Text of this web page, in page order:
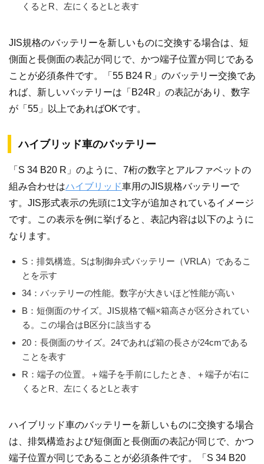
くるとR、左にくるとLと表す
JIS規格のバッテリーを新しいものに交換する場合は、短
側面と長側面の表記が同じで、かつ端子位置が同じである
ことが必須条件です。「55 B24 R」のバッテリー交換であ
れば、新しいバッテリーは「B24R」の表記があり、数字
が「55」以上であればOKです。
ハイブリッド車のバッテリー
「S 34 B20 R」のように、7桁の数字とアルファベットの
組み合わせはハイブリッド車用のJIS規格バッテリーで
す。JIS形式表示の先頭に1文字が追加されているイメージ
です。この表示を例に挙げると、表記内容は以下のように
なります。
S：排気構造。Sは制御弁式バッテリー（VRLA）であるこ
とを示す
34：バッテリーの性能。数字が大きいほど性能が高い
B：短側面のサイズ。JIS規格で幅×箱高さが区分されてい
る。この場合はB区分に該当する
20：長側面のサイズ。24であれば箱の長さが24cmである
ことを表す
R：端子の位置。＋端子を手前にしたとき、＋端子が右に
くるとR、左にくるとLと表す
ハイブリッド車のバッテリーを新しいものに交換する場合
は、排気構造および短側面と長側面の表記が同じで、かつ
端子位置が同じであることが必須条件です。「S 34 B20